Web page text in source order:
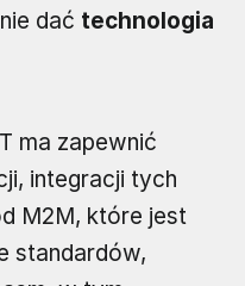
dać technologia
ma zapewnić
integracji tych
M2M, które jest
standardów,